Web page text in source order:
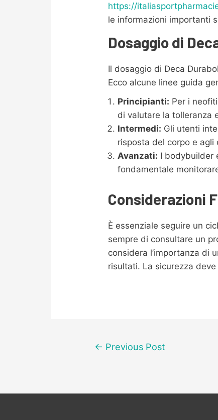
https://
le informazioni importanti
Dosaggio di
Il dosaggio di Deca
Ecco alcune linee guida
Principianti: Per i
di valutare la tolleranza
Intermedi: Gli utenti
risposta del corpo e
Avanzati: I bodybuilder
fondamentale
Considerazioni
È essenziale seguire un
sempre di consultare un
considera l’importanza di
risultati. La sicurezza
Post
← Previous Post